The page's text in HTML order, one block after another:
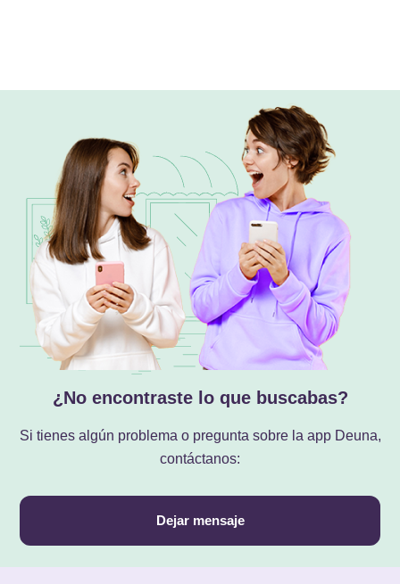
¿No encontraste lo que buscabas?
Si tienes algún problema o pregunta sobre la app Deuna,
contáctanos:
Dejar mensaje